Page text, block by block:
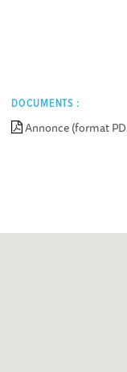
DOCUMENTS :
Annonce (format